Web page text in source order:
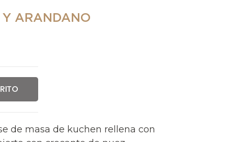
Y ARANDANO
de masa de kuchen rellena con